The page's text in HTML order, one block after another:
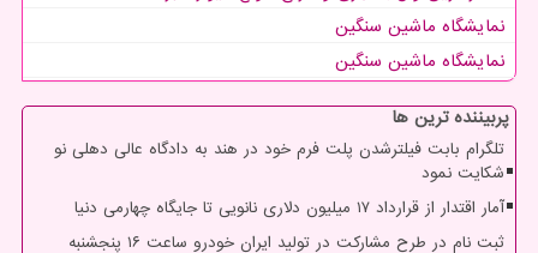
نمایشگاه ماشین سنگین
نمایشگاه ماشین سنگین
پربیننده ترین ها
تلگرام بابت فیلترشدن پلت فرم خود در هند به دادگاه عالی دهلی نو
شکایت نمود
آمار اقتدار از قرارداد ۱۷ میلیون دلاری نانویی تا جایگاه چهارمی دنیا
ثبت نام در طرح مشارکت در تولید ایران خودرو ساعت ۱۶ پنجشنبه